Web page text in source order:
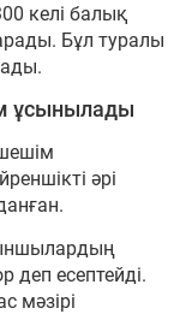
келі балық
Бұл туралы
ұсынылады
әрі
деп есептейді.
мәзірі